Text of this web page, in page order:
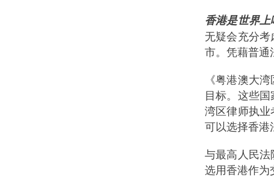
香港是世界
无疑会充分
市。凭藉普通
《粤港澳大
目标。这些
湾区律师执
可以选择香港
与最高人民
选用香港作为